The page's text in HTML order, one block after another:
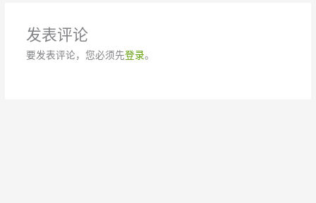
发表评论
要发表评论，您必须先登录。